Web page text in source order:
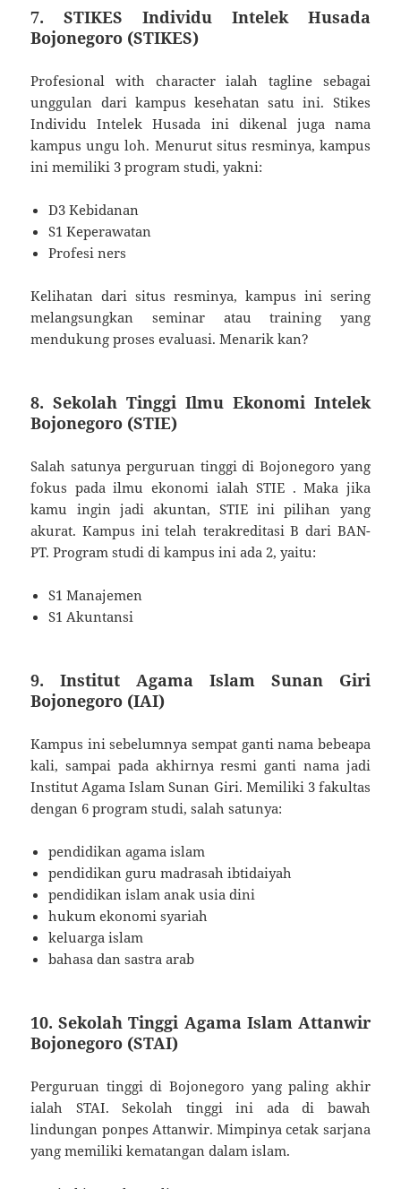
7. STIKES Individu Intelek Husada
Bojonegoro (STIKES)
Profesional with character ialah tagline sebagai
unggulan dari kampus kesehatan satu ini. Stikes
Individu Intelek Husada ini dikenal juga nama
kampus ungu loh. Menurut situs resminya, kampus
ini memiliki 3 program studi, yakni:
D3 Kebidanan
S1 Keperawatan
Profesi ners
Kelihatan dari situs resminya, kampus ini sering
melangsungkan seminar atau training yang
mendukung proses evaluasi. Menarik kan?
8. Sekolah Tinggi Ilmu Ekonomi Intelek
Bojonegoro (STIE)
Salah satunya perguruan tinggi di Bojonegoro yang
fokus pada ilmu ekonomi ialah STIE . Maka jika
kamu ingin jadi akuntan, STIE ini pilihan yang
akurat. Kampus ini telah terakreditasi B dari BAN-
PT. Program studi di kampus ini ada 2, yaitu:
S1 Manajemen
S1 Akuntansi
9. Institut Agama Islam Sunan Giri
Bojonegoro (IAI)
Kampus ini sebelumnya sempat ganti nama bebeapa
kali, sampai pada akhirnya resmi ganti nama jadi
Institut Agama Islam Sunan Giri. Memiliki 3 fakultas
dengan 6 program studi, salah satunya:
pendidikan agama islam
pendidikan guru madrasah ibtidaiyah
pendidikan islam anak usia dini
hukum ekonomi syariah
keluarga islam
bahasa dan sastra arab
10. Sekolah Tinggi Agama Islam Attanwir
Bojonegoro (STAI)
Perguruan tinggi di Bojonegoro yang paling akhir
ialah STAI. Sekolah tinggi ini ada di bawah
lindungan ponpes Attanwir. Mimpinya cetak sarjana
yang memiliki kematangan dalam islam.